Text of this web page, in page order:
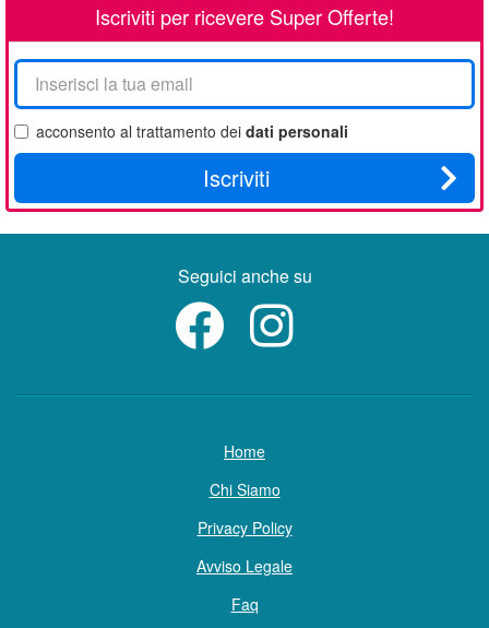
Iscriviti per ricevere Super Offerte!
La
tua
email
acconsento al trattamento dei dati personali
Iscriviti
Seguici anche su
Home
Chi Siamo
Privacy Policy
Avviso Legale
Faq